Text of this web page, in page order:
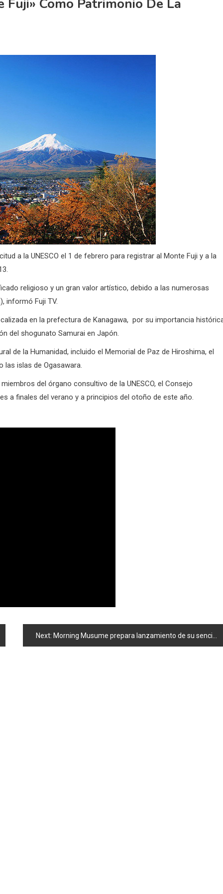
Como Patrimonio De La
a la UNESCO el 1 de febrero para registrar al Monte Fuji y a la
religioso y un gran valor artístico, debido a las numerosas
informó Fuji TV.
en la prefectura de Kanagawa, por su importancia
del shogunato Samurai en Japón.
de la Humanidad, incluido el Memorial de Paz de Hiroshima, el
las islas de Ogasawara.
del órgano consultivo de la UNESCO, el Consejo
a finales del verano y a principios del otoño de este año.
Next: Morning Musume prepara lanzamiento de su sencillo número 49